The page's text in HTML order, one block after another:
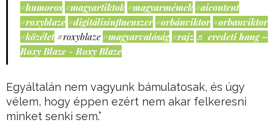
#humoros #magyartiktok #magyarmémek #aicontent
#roxyblaze #digitálisinfluenszer #orbánviktor #orbanviktor
#közélet #roxyblaze #magyarvalóság #rajz ♬ eredeti hang –
Roxy Blaze - Roxy Blaze
Egyáltalán nem vagyunk bámulatosak, és úgy
vélem, hogy éppen ezért nem akar felkeresni
minket senki sem.”